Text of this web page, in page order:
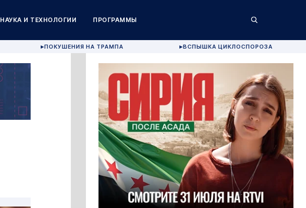
НАУКА И ТЕХНОЛОГИИ ПРОГРАММЫ
▶ПОКУШЕНИЯ НА ТРАМПА ▶ВСПЫШКА ЦИКЛОСПОРОЗА